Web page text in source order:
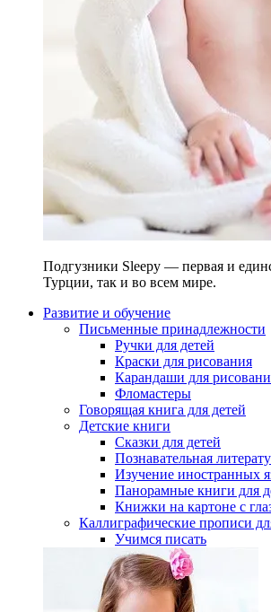
Подгузники Sleepy — первая и
Турции, так и во всем мире.
Развитие и обучение
Письменные принадлежности
Ручки для детей
Краски для рисования
Карандаши для
Фломастеры
Говорящая книга для детей
Детские книги
Сказки для детей
Познавательная
Изучение иностранных
Панорамные книги для
Книжки на картоне с
Каллиграфические прописи
Учимся писать